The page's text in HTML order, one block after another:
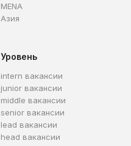
MENA
Азия
Уровень
intern вакансии
junior вакансии
middle вакансии
senior вакансии
lead вакансии
head вакансии